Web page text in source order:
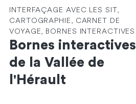
INTERFAÇAGE AVEC LES SIT,
CARTOGRAPHIE, CARNET DE
VOYAGE, BORNES INTERACTIVES
Bornes interactives
de la Vallée de
l'Hérault